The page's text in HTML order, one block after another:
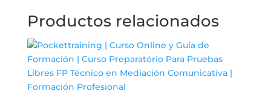
Productos relacionados